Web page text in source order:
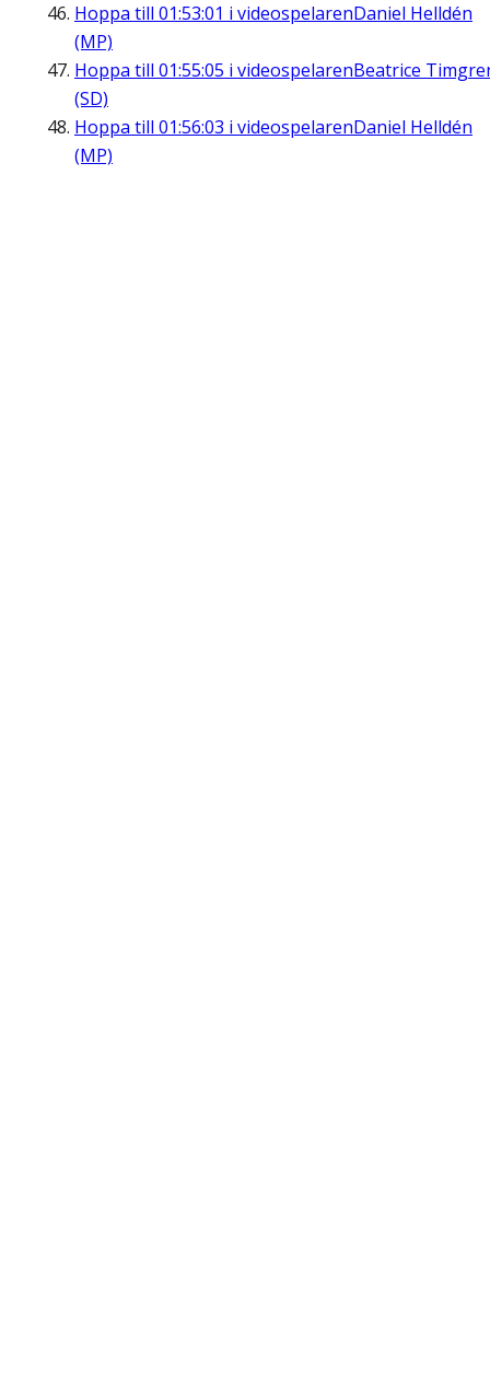
Hoppa till 01:53:01 i videospelarenDaniel Helldén
(MP)
Hoppa till 01:55:05 i videospelarenBeatrice
(SD)
Hoppa till 01:56:03 i videospelarenDaniel Helldén
(MP)